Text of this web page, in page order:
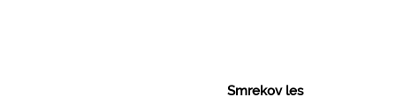
Smrekov les